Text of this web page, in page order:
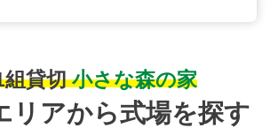
組貸切小さな森の家
リアから式場を探す